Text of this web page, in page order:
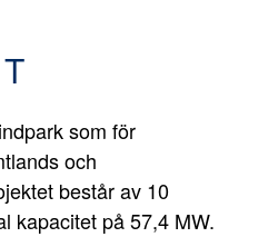
som för
och
består av 10
kapacitet på 57,4 MW.